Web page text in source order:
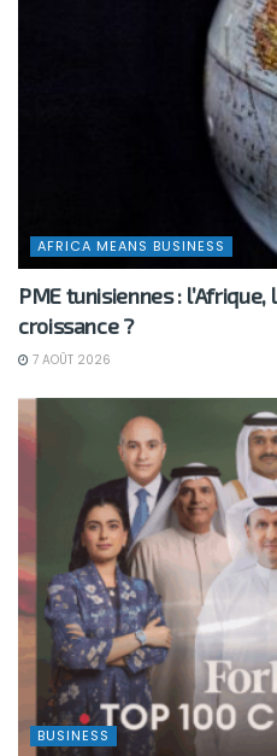
AFRICA MEANS BUSINESS
PME tunisiennes :
croissance ?
7 AOÛT 2026
BUSINESS